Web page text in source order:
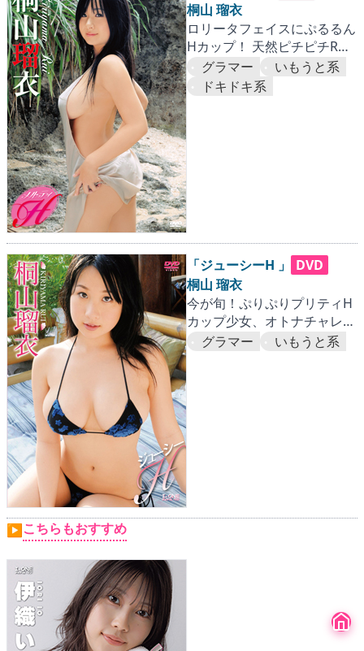
桐山 瑠衣
ロリータフェイスにぷるるん
Hカップ！ 天然ピチピチRUI
に大接近！！
グラマー
いもうと系
ドキドキ系
「ジューシーH 」
DVD
桐山 瑠衣
今が旬！ぷりぷりプリティH
カップ少女、オトナチャレン
ジ！
グラマー いもうと系
▶こちらもおすすめ